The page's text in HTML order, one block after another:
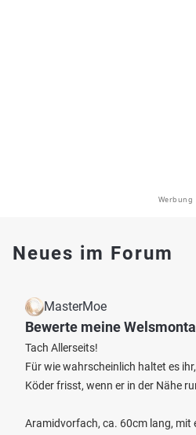
Werbung
Neues im Forum
MasterMoe
Bewerte meine
Tach Allerseits!
Für wie wahrscheinlich haltet es
Köder frisst, wenn er in der Nähe
Aramidvorfach, ca. 60cm lang, mit